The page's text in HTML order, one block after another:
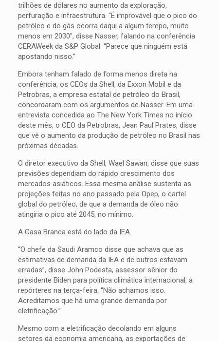
trilhões de dólares no aumento da exploração,
perfuração e infraestrutura. “É improvável que o pico do
petróleo e do gás ocorra daqui a algum tempo, muito
menos em 2030″, disse Nasser, falando na conferência
CERAWeek da S&P Global. “Parece que ninguém está
apostando nisso.”
Embora tenham falado de forma menos direta na
conferência, os CEOs da Shell, da Exxon Mobil e da
Petrobras, a empresa estatal de petróleo do Brasil,
concordaram com os argumentos de Nasser. Em uma
entrevista concedida ao The New York Times no início
deste mês, o CEO da Petrobras, Jean Paul Prates, disse
que vê o aumento da produção de petróleo no Brasil nas
próximas décadas.
O diretor executivo da Shell, Wael Sawan, disse que suas
previsões dependiam do rápido crescimento dos
mercados asiáticos. Essa mesma análise sustenta as
projeções feitas no ano passado pela Opep, o cartel
global do petróleo, de que a demanda de óleo não
atingiria o pico até 2045, no mínimo.
A Casa Branca está do lado da IEA.
“O chefe da Saudi Aramco disse que achava que as
estimativas de demanda da IEA e de outros estavam
erradas”, disse John Podesta, assessor sênior do
presidente Biden para política climática internacional, a
repórteres na terça-feira. “Não achamos isso.
Acreditamos que há uma grande demanda por
eletrificação.”
Mesmo com a eletrificação decolando em alguns
setores da economia americana, as exportações de